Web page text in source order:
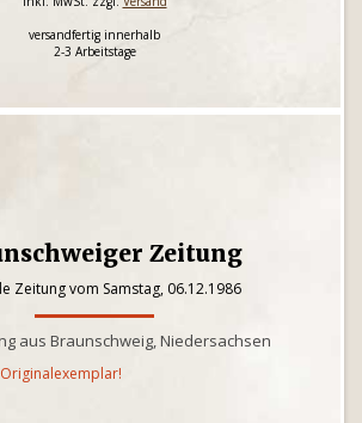
versandfertig innerhalb
2-3 Arbeitstage
Zeitung
Zeitung vom Samstag, 06.12.1986
aus Braunschweig, Niedersachsen